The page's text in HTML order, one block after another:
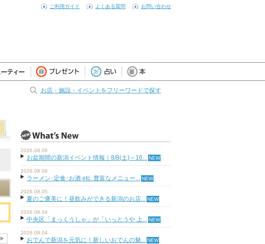
ご利用ガイド よくある質問 お問い合わせ
お店・施設・イベントをフリーワードで探す
2026.08.06
お盆期間の新潟イベント情報｜8/8(土)～16...
2026.08.06
ラーメン･定食･お酒 etc. 豊富なメニュー...
2026.08.05
夏のご褒美に！昼飲みができる新潟のお店...
2026.08.04
中央区「まっくうしゃ」が「いっとうや 上...
2026.08.04
おでんで新潟を元気に！新しいおでんの魅...